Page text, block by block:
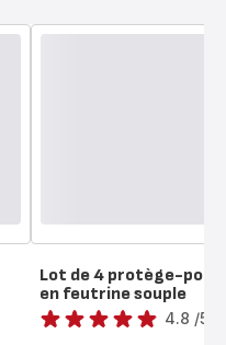
Lot de 4 protège-
en feutrine souple
Note
4.8 /5